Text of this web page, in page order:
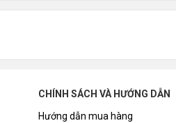
CHÍNH SÁCH VÀ HƯỚNG DẪN
Hướng dẫn mua hàng